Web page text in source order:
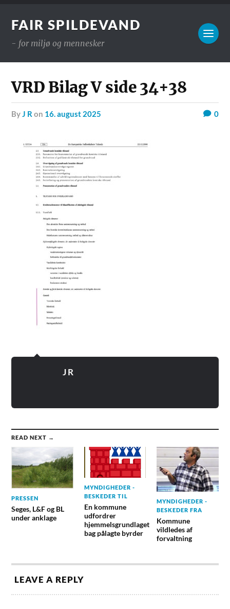
FAIR SPILDEVAND
- for miljø og mennesker
VRD Bilag V side 34+38
byJ R on 16. august 2025 0
J R
READ NEXT →
PRESSEN
Seges, L&F og BL
under anklage
MYNDIGHEDER -
BESKEDER TIL
En kommune
udfordrer
hjemmelsgrundlaget
bag pålagte byrder
MYNDIGHEDER -
BESKEDER FRA
Kommune
vildledes af
forvaltning
LEAVE A REPLY